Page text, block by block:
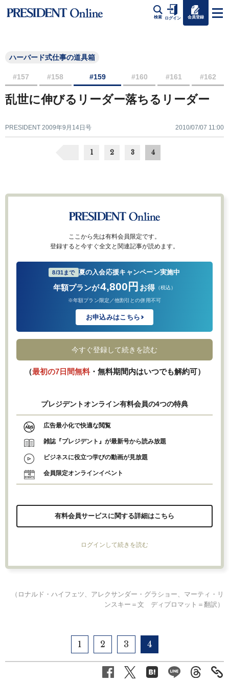
検索 ログイン 会員登録
ハーバード式仕事の道具箱
#157 #158 #159 #160 #161 #162
乱世に伸びるリーダー落ちるリーダー
PRESIDENT 2009年9月14日号 2010/07/07 11:00
1 2 3 4
ここから先は有料会員限定です。
登録すると今すぐ全文と関連記事が読めます。
8/31まで 夏の入会応援キャンペーン実施中
年額プランが4,800円 お得 （税込）
※年額プラン限定／他割引との併用不可
お申込みはこちら
今すぐ登録して続きを読む
（最初の7日間無料・無料期間内はいつでも解約可）
プレジデントオンライン有料会員の4つの特典
広告最小化で快適な閲覧
雑誌『プレジデント』が最新号から読み放題
ビジネスに役立つ学びの動画が見放題
会員限定オンラインイベント
有料会員サービスに関する詳細はこちら
ログインして続きを読む
（ロナルド・ハイフェツ、アレクサンダー・グラショー、マーティ・リ
ンスキー＝文 ディプロマット＝翻訳）
1 2 3 4